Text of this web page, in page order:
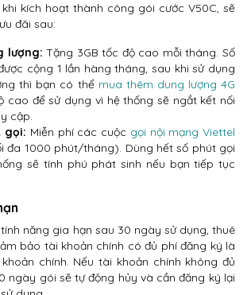
kích hoạt thành công gói cước V50C, sẽ
đãi sau:
lượng: Tặng 3GB tốc độ cao mỗi tháng. Số
cộng 1 lần hàng tháng, sau khi sử dụng
thì bạn có thể mua thêm dung lượng 4G
cao để sử dụng vì hệ thống sẽ ngắt kết nối
cập.
gọi: Miễn phí các cuộc gọi nội mạng Viettel
đa 1000 phút/tháng). Dùng hết số phút gọi
sẽ tính phú phát sinh nếu bạn tiếp tục
năng gia hạn sau 30 ngày sử dụng, thuê
bảo tài khoản chính có đủ phí đăng ký là
chính. Nếu tài khoản chính không đủ
ngày gói sẽ tự động hủy và cần đăng ký lại